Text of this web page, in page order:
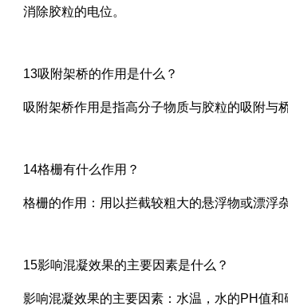
消除胶粒的电位。
13吸附架桥的作用是什么？
吸附架桥作用是指高分子物质与胶粒的吸附与桥
14格栅有什么作用？
格栅的作用：用以拦截较粗大的悬浮物或漂浮杂
15影响混凝效果的主要因素是什么？
影响混凝效果的主要因素：水温，水的PH值和